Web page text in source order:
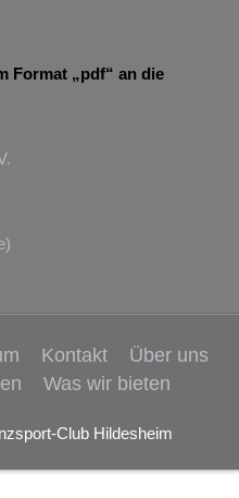
Format „pdf“ an die
)
Kontakt
Über uns
Was wir bieten
Club Hildesheim